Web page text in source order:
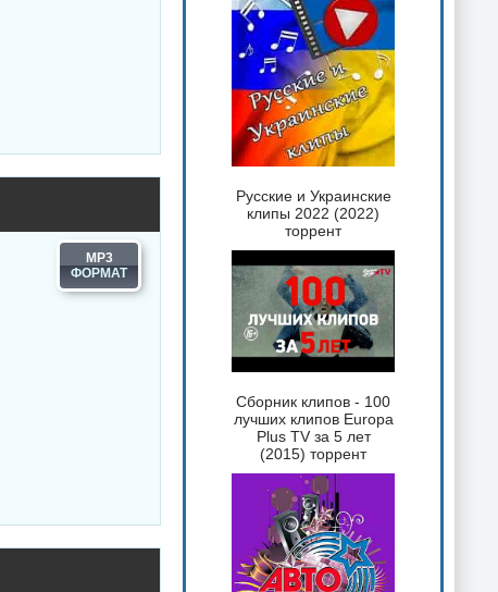
MP3
Русские и Украинские
клипы 2022 (2022)
торрент
Сборник клипов - 100
лучших клипов Europa
Plus TV за 5 лет
(2015) торрент